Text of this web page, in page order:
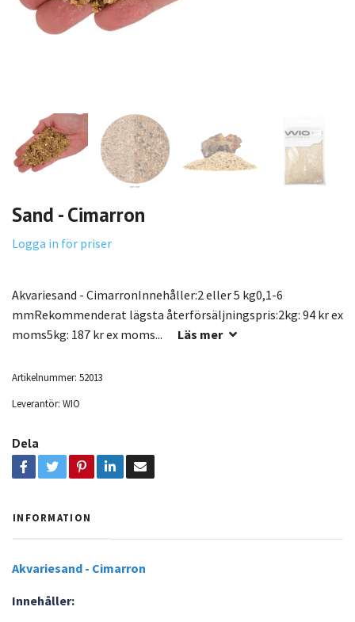
Sand - Cimarron
Logga in för priser
Akvariesand - CimarronInnehåller:2 eller 5 kg0,1-6
mmRekommenderat lägsta återförsäljningspris:2kg: 94 kr ex
moms5kg: 187 kr ex moms...
Läs mer
Artikelnummer: 52013
Leverantör: WIO
Dela
INFORMATION
Akvariesand - Cimarron
Innehåller: